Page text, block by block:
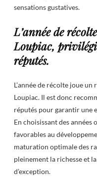
sensations gustatives.
L’année de
Loupiac,
réputés.
L’année de récolte joue
Loupiac. Il est donc
réputés pour garantir une
En choisissant des
favorables au
maturation optimale des
pleinement la richesse et
d’exception.